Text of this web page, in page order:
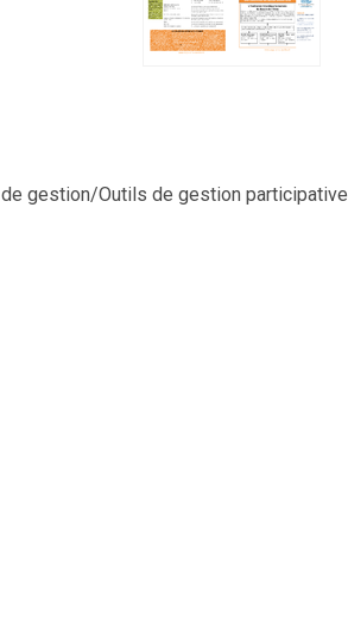
gestion/Outils de gestion participative